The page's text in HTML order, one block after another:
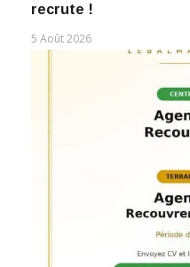
recrute !
5 Août 2026